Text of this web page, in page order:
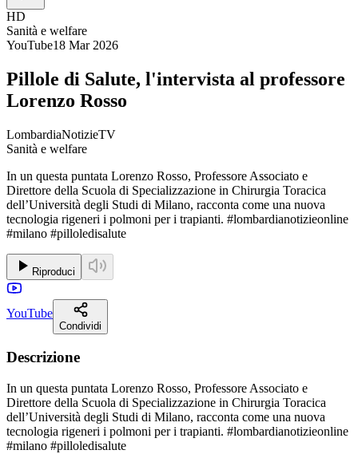
HD
Sanità e welfare
YouTube18 Mar 2026
Pillole di Salute, l'intervista al professore
Lorenzo Rosso
LombardiaNotizieTV
Sanità e welfare
In un questa puntata Lorenzo Rosso, Professore Associato e
Direttore della Scuola di Specializzazione in Chirurgia Toracica
dell’Università degli Studi di Milano, racconta come una nuova
tecnologia rigeneri i polmoni per i trapianti. #lombardianotizieonline
#milano #pilloledisalute
Riproduci
YouTube
Condividi
Descrizione
In un questa puntata Lorenzo Rosso, Professore Associato e
Direttore della Scuola di Specializzazione in Chirurgia Toracica
dell’Università degli Studi di Milano, racconta come una nuova
tecnologia rigeneri i polmoni per i trapianti. #lombardianotizieonline
#milano #pilloledisalute